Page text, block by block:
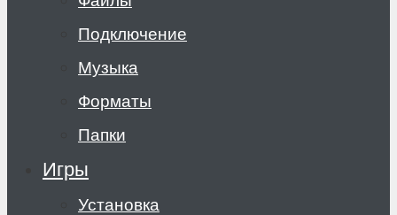
Подключение
Музыка
Форматы
Папки
Игры
Установка